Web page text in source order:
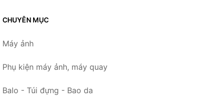
CHUYÊN MỤC
Máy ảnh
Phụ kiện máy ảnh, máy quay
Balo - Túi đựng - Bao da